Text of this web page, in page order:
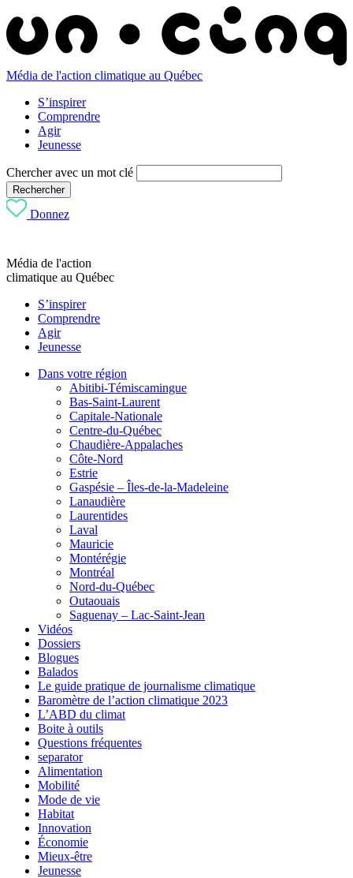
Média de l'action climatique au Québec
S’inspirer
Comprendre
Agir
Jeunesse
Chercher avec un mot clé
Rechercher
Donnez
Média de l'action
climatique au Québec
S’inspirer
Comprendre
Agir
Jeunesse
Dans votre région
Abitibi-Témiscamingue
Bas-Saint-Laurent
Capitale-Nationale
Centre-du-Québec
Chaudière-Appalaches
Côte-Nord
Estrie
Gaspésie – Îles-de-la-Madeleine
Lanaudière
Laurentides
Laval
Mauricie
Montérégie
Montréal
Nord-du-Québec
Outaouais
Saguenay – Lac-Saint-Jean
Vidéos
Dossiers
Blogues
Balados
Le guide pratique de journalisme climatique
Baromètre de l’action climatique 2023
L’ABD du climat
Boite à outils
Questions fréquentes
separator
Alimentation
Mobilité
Mode de vie
Habitat
Innovation
Économie
Mieux-être
Jeunesse